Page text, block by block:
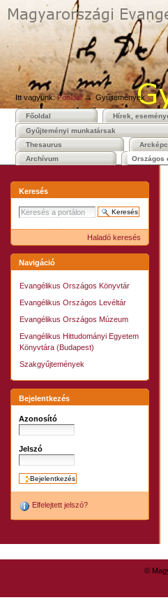
tartalomhoz
Ugrás
navigációhoz
eszközök
Itt vagyunk: Főoldal →Gyűjtemények
Főoldal Hírek,
Gyűjteményi munkatársak
Thesaurus
Archívum
Országos
Keresés
Haladó keresés
Navigáció
Evangélikus Országos Könyvtár
Evangélikus Országos Levéltár
Evangélikus Országos Múzeum
Evangélikus Hittudományi Egyetem
Könyvtára (Budapest)
Szakgyűjtemények
Bejelentkezés
Azonosító
Jelszó
Elfelejtett jelszó?
©